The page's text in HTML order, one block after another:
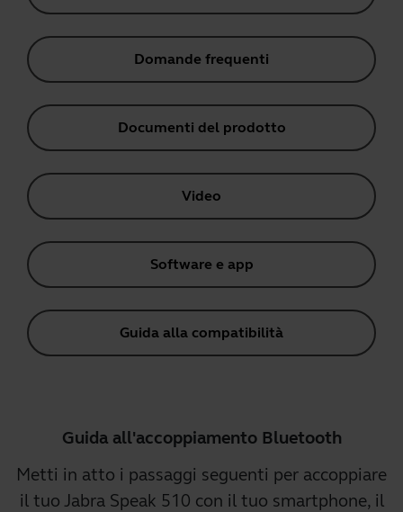
Domande frequenti
Documenti del prodotto
Video
Software e app
Guida alla compatibilità
Guida all'accoppiamento Bluetooth
Metti in atto i passaggi seguenti per accoppiare
il tuo Jabra Speak 510 con il tuo smartphone, il